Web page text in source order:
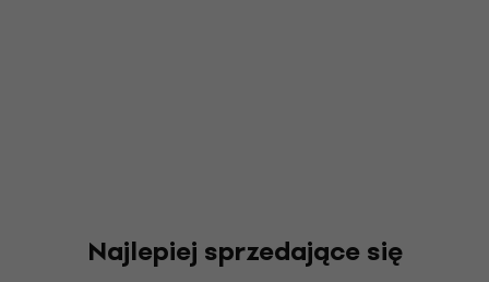
Najlepiej sprzedające się